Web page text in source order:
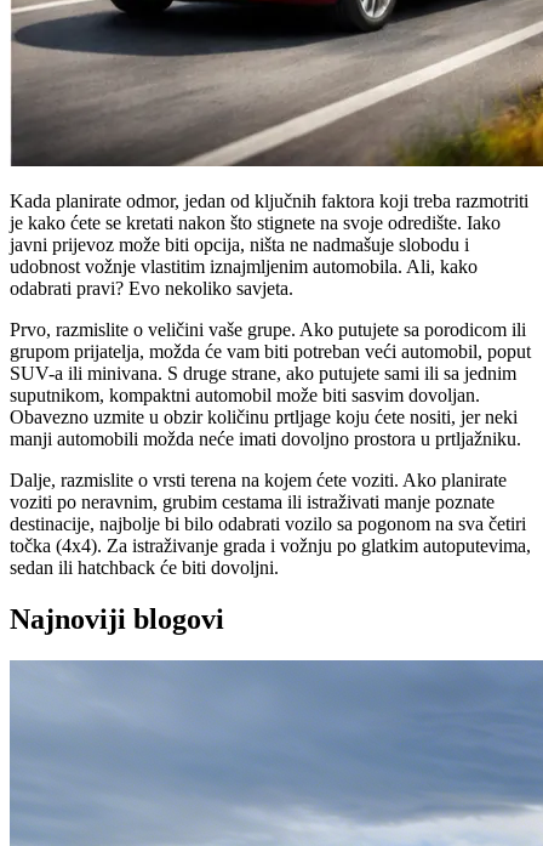
Kada planirate odmor, jedan od ključnih faktora koji treba razmotriti
je kako ćete se kretati nakon što stignete na svoje odredište. Iako
javni prijevoz može biti opcija, ništa ne nadmašuje slobodu i
udobnost vožnje vlastitim iznajmljenim automobila. Ali, kako
odabrati pravi? Evo nekoliko savjeta.
Prvo, razmislite o veličini vaše grupe. Ako putujete sa porodicom ili
grupom prijatelja, možda će vam biti potreban veći automobil, poput
SUV-a ili minivana. S druge strane, ako putujete sami ili sa jednim
suputnikom, kompaktni automobil može biti sasvim dovoljan.
Obavezno uzmite u obzir količinu prtljage koju ćete nositi, jer neki
manji automobili možda neće imati dovoljno prostora u prtljažniku.
Dalje, razmislite o vrsti terena na kojem ćete voziti. Ako planirate
voziti po neravnim, grubim cestama ili istraživati manje poznate
destinacije, najbolje bi bilo odabrati vozilo sa pogonom na sva četiri
točka (4x4). Za istraživanje grada i vožnju po glatkim autoputevima,
sedan ili hatchback će biti dovoljni.
Najnoviji blogovi